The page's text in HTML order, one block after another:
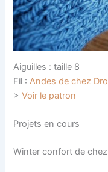
Aiguilles : taille 8
Fil :Andes de chez
>Voir le patron
Projets en cours
Winter confort de